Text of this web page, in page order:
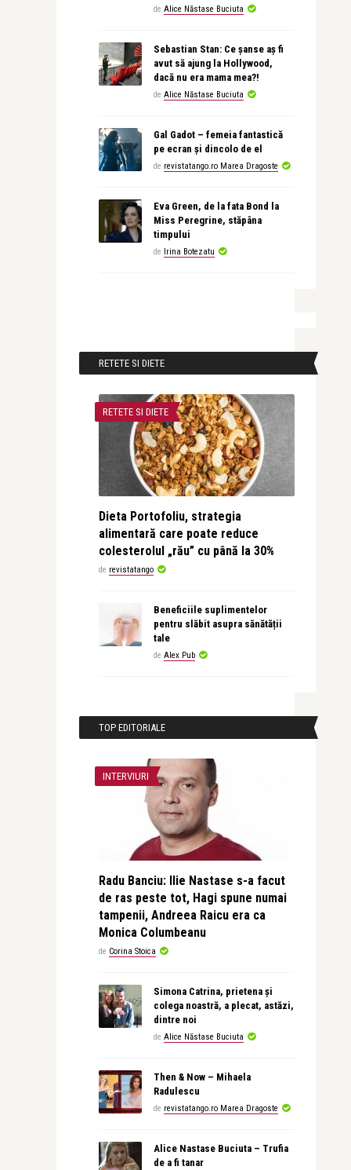
de Alice Năstase Buciuta
Sebastian Stan: Ce șanse aș fi
avut să ajung la Hollywood,
dacă nu era mama mea?!
de Alice Năstase Buciuta
Gal Gadot – femeia fantastică
pe ecran și dincolo de el
de revistatango.ro Marea Dragoste
Eva Green, de la fata Bond la
Miss Peregrine, stăpâna
timpului
de Irina Botezatu
RETETE SI DIETE
RETETE SI DIETE
Dieta Portofoliu, strategia
alimentară care poate reduce
colesterolul „rău” cu până la 30%
de revistatango
Beneficiile suplimentelor
pentru slăbit asupra sănătății
tale
de Alex Pub
TOP EDITORIALE
INTERVIURI
Radu Banciu: Ilie Nastase s-a facut
de ras peste tot, Hagi spune numai
tampenii, Andreea Raicu era ca
Monica Columbeanu
de Corina Stoica
Simona Catrina, prietena și
colega noastră, a plecat, astăzi,
dintre noi
de Alice Năstase Buciuta
Then & Now – Mihaela
Radulescu
de revistatango.ro Marea Dragoste
Alice Nastase Buciuta – Trufia
de a fi tanar